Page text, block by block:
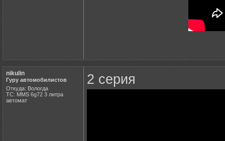
nikulin
Гуру автомобилистов
Откуда: Вологда
ТС: MMS 6g72 3 литра
автомат
2 серия